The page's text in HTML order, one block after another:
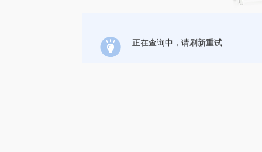
正在查询中，请刷新重试